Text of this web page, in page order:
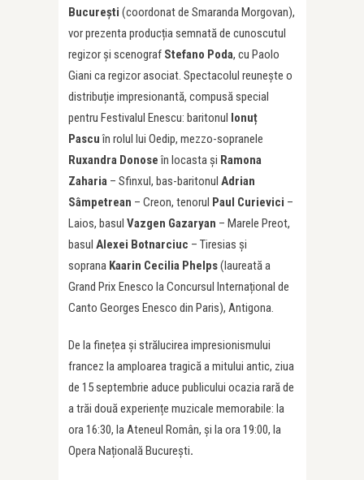
București (coordonat de Smaranda Morgovan),
vor prezenta producția semnată de cunoscutul
regizor și scenograf Stefano Poda, cu Paolo
Giani ca regizor asociat. Spectacolul reunește o
distribuție impresionantă, compusă special
pentru Festivalul Enescu: baritonul
Ionuț
Pascuîn rolul lui Oedip, mezzo-sopranele
Ruxandra Donoseîn Iocasta și Ramona
Zaharia – Sfinxul, bas-baritonul Adrian
Sâmpetrean – Creon, tenorul Paul Curievici –
Laios, basul Vazgen Gazaryan – Marele Preot,
basul Alexei Botnarciuc – Tiresias și
soprana Kaarin Cecilia Phelps(laureată a
Grand Prix Enesco la Concursul Internațional de
Canto Georges Enesco din Paris), Antigona.
De la finețea și strălucirea impresionismului
francez la amploarea tragică a mitului antic, ziua
de 15 septembrie aduce publicului ocazia rară de
a trăi două experiențe muzicale memorabile: la
ora 16:30, la Ateneul Român, și la ora 19:00, la
Opera Națională București.